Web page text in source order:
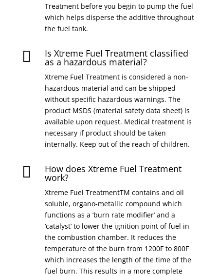
Treatment before you begin to pump the fuel
which helps disperse the additive throughout
the fuel tank.
 Is Xtreme Fuel Treatment classified
as a hazardous material?
Xtreme Fuel Treatment is considered a non-
hazardous material and can be shipped
without specific hazardous warnings. The
product MSDS (material safety data sheet) is
available upon request. Medical treatment is
necessary if product should be taken
internally. Keep out of the reach of children.
 How does Xtreme Fuel Treatment
work?
Xtreme Fuel TreatmentTM contains and oil
soluble, organo-metallic compound which
functions as a ‘burn rate modifier’ and a
‘catalyst’ to lower the ignition point of fuel in
the combustion chamber. It reduces the
temperature of the burn from 1200F to 800F
which increases the length of the time of the
fuel burn. This results in a more complete